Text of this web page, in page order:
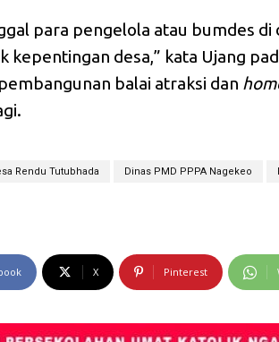
para pengelola atau bumdes di
kepentingan desa,” kata Ujang
balai atraksi dan
Rendu Tutubhada Dinas PMD PPPA Nagekeo
X Pinterest